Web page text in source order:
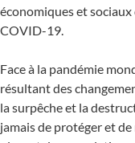
économiques et
COVID-19.
Face à la pandémie
résultant des
la surpêche et la
jamais de protéger et